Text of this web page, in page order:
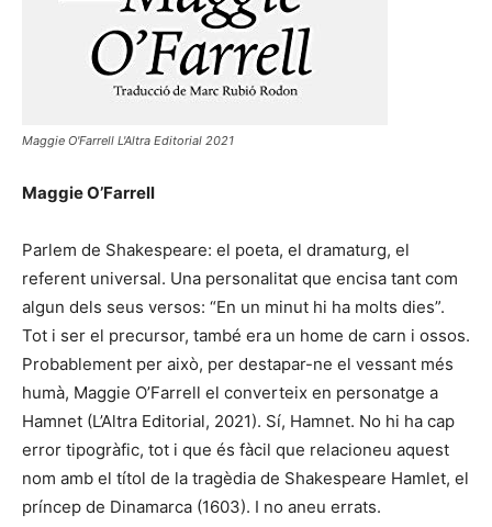
Maggie O'Farrell L'Altra Editorial 2021
Maggie O’Farrell
Parlem de Shakespeare: el poeta, el dramaturg, el
referent universal. Una personalitat que encisa tant com
algun dels seus versos: “En un minut hi ha molts dies”.
Tot i ser el precursor, també era un home de carn i ossos.
Probablement per això, per destapar-ne el vessant més
humà, Maggie O’Farrell el converteix en personatge a
Hamnet (L’Altra Editorial, 2021). Sí, Hamnet. No hi ha cap
error tipogràfic, tot i que és fàcil que relacioneu aquest
nom amb el títol de la tragèdia de Shakespeare Hamlet, el
príncep de Dinamarca (1603). I no aneu errats.